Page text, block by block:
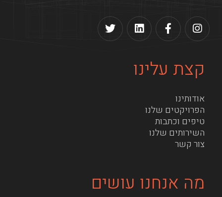
קצת עלינו
אודותינו
הפרויקטים שלנו
טיפים וכתבות
השירותים שלנו
צור קשר
מה אנחנו עושים